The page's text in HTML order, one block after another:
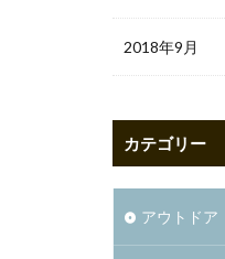
2018年9月
カテゴリー
アウトドア